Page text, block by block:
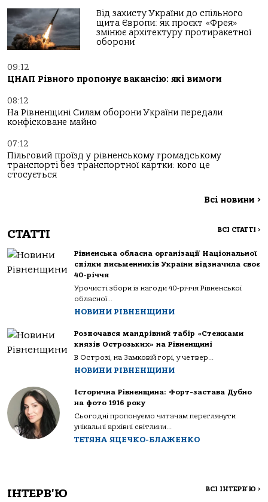
Від захисту України до спільного
щита Європи: як проєкт «Фрея»
змінює архітектуру протиракетної
оборони
09:12
ЦНАП Рівного пропонує вакансію: які вимоги
08:12
На Рівненщині Силам оборони України передали
конфісковане майно
07:12
Пільговий проїзд у рівненському громадському
транспорті без транспортної картки: кого це
стосується
Всі новини >
СТАТТІ ВСІ СТАТТІ >
Рівненська обласна організації Національної
спілки письменників України відзначила своє
40-річчя
Урочисті збори із нагоди 40-річчя Рівненської
обласної...
НОВИНИ РІВНЕНЩИНИ
Розпочався мандрівний табір «Стежками
князів Острозьких» на Рівненщині
В Острозі, на Замковій горі, у четвер...
НОВИНИ РІВНЕНЩИНИ
Історична Рівненщина: Форт-застава Дубно
на фото 1916 року
Сьогодні пропонуємо читачам переглянути
унікальні архівні світлини...
ТЕТЯНА ЯЦЕЧКО-БЛАЖЕНКО
ІНТЕРВ'Ю ВСІ ІНТЕРВ'Ю >